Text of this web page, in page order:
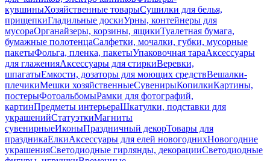
кувшиныХозяйственные товарыСушилки для белья,
прищепкиГладильные доскиУрны, контейнеры для
мусораОрганайзеры, корзины, ящикиТуалетная бумага,
бумажные полотенцаСалфетки, мочалки, губки, мусорные
пакетыФольга, пленка, пакетыУпаковочная тараАксессуары
для глаженияАксессуары для стиркиВеревки,
шпагатыЕмкости, дозаторы для моющих средствВешалки-
плечикиМешки хозяйственныеСувенирыКопилкиКартины,
постерыФотоальбомыРамки для фотографий,
картинПредметы интерьераШкатулки, подставки для
украшенийСтатуэткиМагниты
сувенирныеИконыПраздничный декорТовары для
праздникаЕлкиАксессуары для елей новогоднихНовогодние
украшенияСветодиодные гирлянды, декорацииСветодиодные